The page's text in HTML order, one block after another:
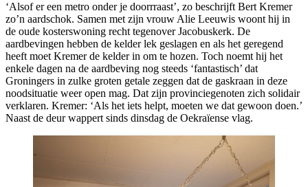
‘Alsof er een metro onder je doorrraast’, zo beschrijft Bert Kremer
zo’n aardschok. Samen met zijn vrouw Alie Leeuwis woont hij in
de oude kosterswoning recht tegenover Jacobuskerk. De
aardbevingen hebben de kelder lek geslagen en als het geregend
heeft moet Kremer de kelder in om te hozen. Toch noemt hij het
enkele dagen na de aardbeving nog steeds ‘fantastisch’ dat
Groningers in zulke groten getale zeggen dat de gaskraan in deze
noodsituatie weer open mag. Dat zijn provinciegenoten zich solidair
verklaren. Kremer: ‘Als het iets helpt, moeten we dat gewoon doen.’
Naast de deur wappert sinds dinsdag de Oekraïense vlag.